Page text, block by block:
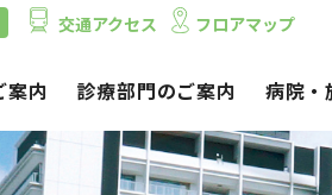
交通アクセス フロアマップ
案内 診療部門のご案内 病院・